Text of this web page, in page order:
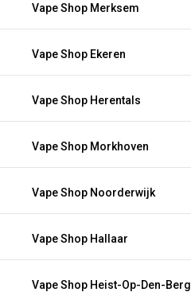
Vape Shop Merksem
Vape Shop Ekeren
Vape Shop Herentals
Vape Shop Morkhoven
Vape Shop Noorderwijk
Vape Shop Hallaar
Vape Shop Heist-Op-Den-Berg